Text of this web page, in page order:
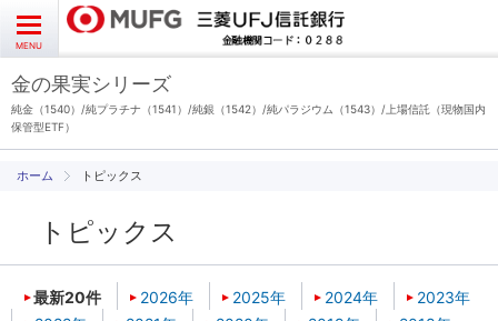
CLOSE
MENU
トピックス
トピックス
金の果実シリーズ
純金（1540）/純プラチナ（1541）/純銀（1542）/純パラジウム（1543）/上場信託（現物国内
保管型ETF）
金の果実シリーズとは
各種お手続き
よくあるご質問 お問い合わせ